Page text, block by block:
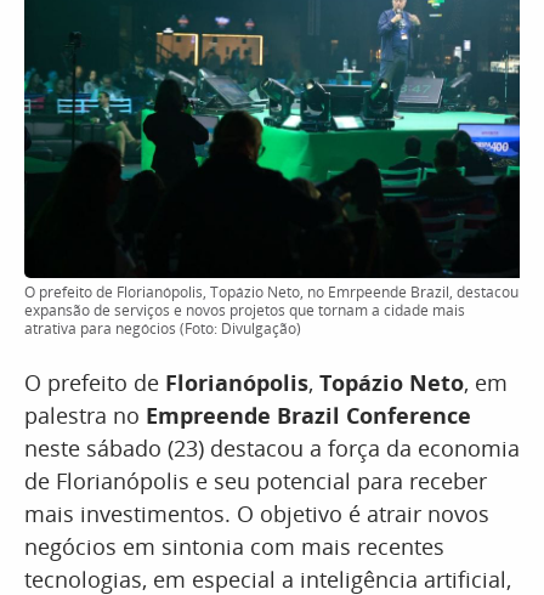
O prefeito de Florianópolis, Topázio Neto, no Emrpeende Brazil, destacou
expansão de serviços e novos projetos que tornam a cidade mais
atrativa para negócios (Foto: Divulgação)
O prefeito de Florianópolis, Topázio Neto, em
palestra no Empreende Brazil Conference
neste sábado (23) destacou a força da economia
de Florianópolis e seu potencial para receber
mais investimentos. O objetivo é atrair novos
negócios em sintonia com mais recentes
tecnologias, em especial a inteligência artificial,